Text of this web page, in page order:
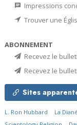
Impressions
Trouver une
ABONNEMENT
Recevez le
Recevez le
Sites
L. Ron Hubbard La